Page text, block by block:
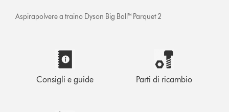
Aspirapolvere a traino Dyson Big Ball™ Parquet 2
Consigli e guide Parti di ricambio